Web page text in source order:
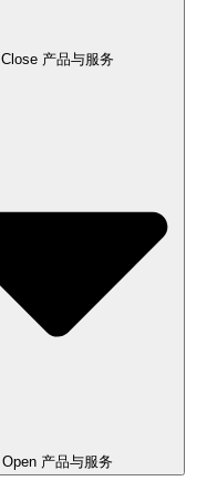
Close 产品与服务
Open 产品与服务